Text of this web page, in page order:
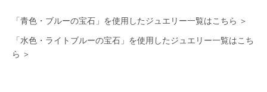
「青色・ブルーの宝石」を使用したジュエリー一覧はこちら ＞
「水色・ライトブルーの宝石」を使用したジュエリー一覧はこち
ら ＞